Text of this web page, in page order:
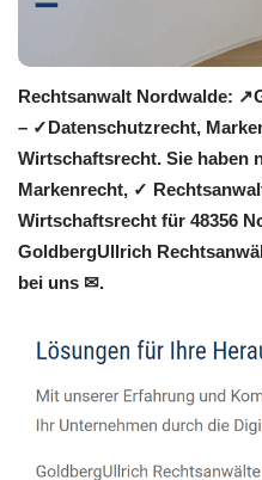
Rechtsanwalt Nordwalde:
– ✓Datenschutzrecht,
Wirtschaftsrecht. Sie haben
Markenrecht, ✓
Wirtschaftsrecht für 48356
GoldbergUllrich
bei uns ✉.